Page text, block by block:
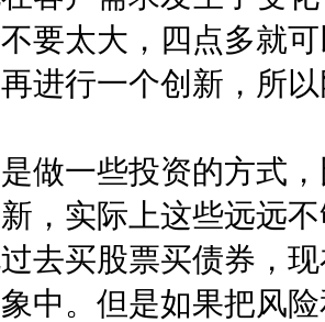
要太大，四点多就
进行一个创新，所
做一些投资的方式
，实际上这些远远
去买股票买债券，
象中。但是如果把风